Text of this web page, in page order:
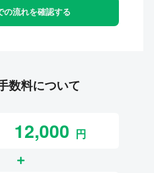
の流れを確認する
数料について
12,000